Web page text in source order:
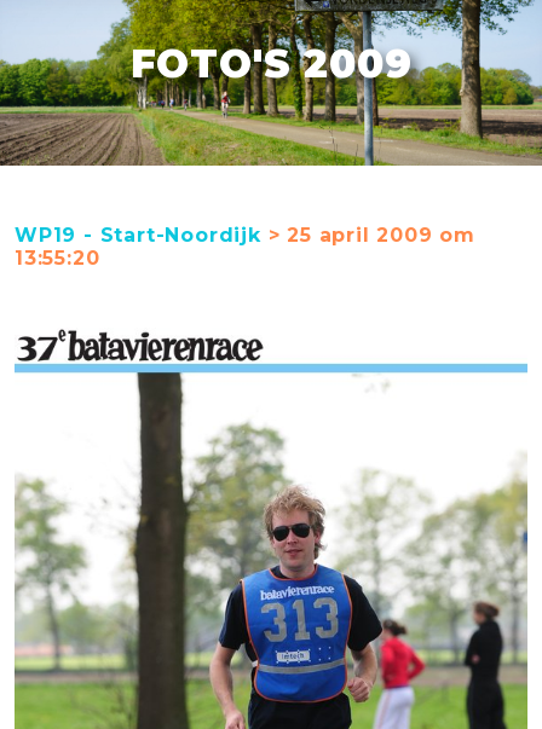
FOTO'S 2009
WP19 - Start-Noordijk > 25 april 2009 om
13:55:20